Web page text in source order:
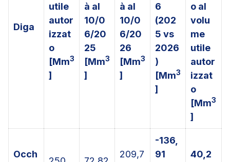
Diga
utile
autor
izzat
o
[Mm3
]
à al
10/0
6/20
25
[Mm3
]
à al
10/0
6/20
26
[Mm3
]
6
(202
5 vs
2026
)
[Mm3
]
o al
volu
me
utile
autor
izzat
o
[Mm3
]
Occh 209,7
-136,
91
40,2